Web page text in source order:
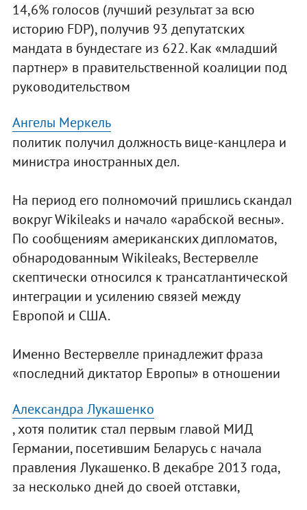
14,6% голосов (лучший результат за всю
историю FDP), получив 93 депутатских
мандата в бундестаге из 622. Как «младший
партнер» в правительственной коалиции под
руководительством
Ангелы Меркель
политик получил должность вице-канцлера и
министра иностранных дел.
На период его полномочий пришлись скандал
вокруг Wikileaks и начало «арабской весны».
По сообщениям американских дипломатов,
обнародованным Wikileaks, Вестервелле
скептически относился к трансатлантической
интеграции и усилению связей между
Европой и США.
Именно Вестервелле принадлежит фраза
«последний диктатор Европы» в отношении
Александра Лукашенко
, хотя политик стал первым главой МИД
Германии, посетившим Беларусь с начала
правления Лукашенко. В декабре 2013 года,
за несколько дней до своей отставки,